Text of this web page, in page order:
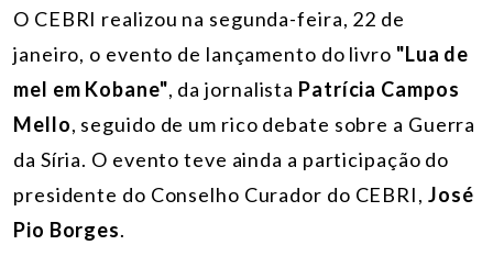
O CEBRI realizou na segunda-feira, 22 de
janeiro, o evento de lançamento do livro "Lua de
mel em Kobane", da jornalista Patrícia Campos
Mello, seguido de um rico debate sobre a Guerra
da Síria. O evento teve ainda a participação do
presidente do Conselho Curador do CEBRI, José
Pio Borges.